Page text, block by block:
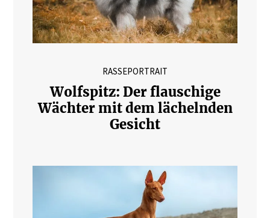
RASSEPORTRAIT
Wolfspitz: Der flauschige
Wächter mit dem lächelnden
Gesicht